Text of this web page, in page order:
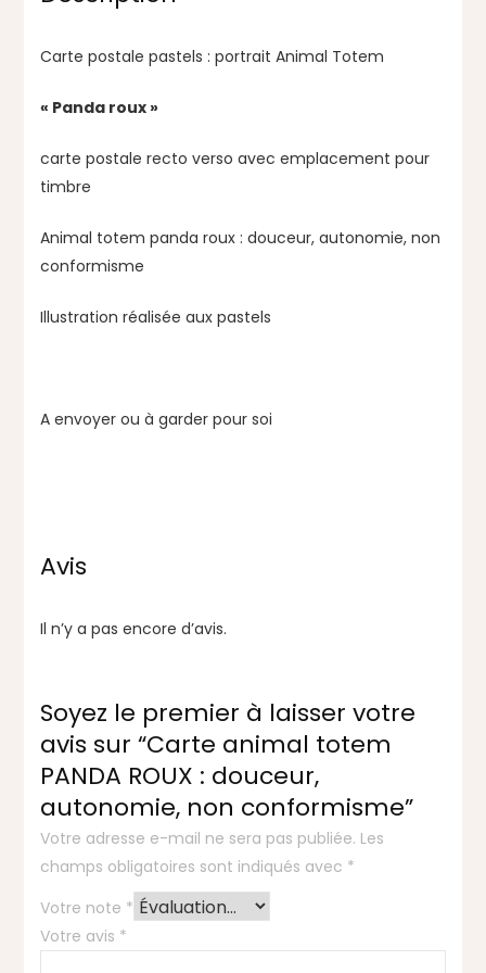
Carte postale pastels : portrait Animal Totem
« Panda roux »
carte postale recto verso avec emplacement pour
timbre
Animal totem panda roux : douceur, autonomie, non
conformisme
Illustration réalisée aux pastels
A envoyer ou à garder pour soi
Avis
Il n’y a pas encore d’avis.
Soyez le premier à laisser votre
avis sur “Carte animal totem
PANDA ROUX : douceur,
autonomie, non conformisme”
Votre adresse e-mail ne sera pas publiée. Les
champs obligatoires sont indiqués avec *
Votre note *
Votre avis *